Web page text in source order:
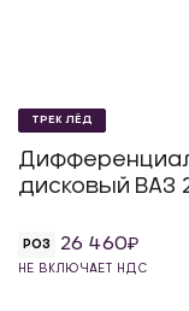
ТРЕК ЛЁД
дисковый ВАЗ
РОЗ 26 460
НЕ ВКЛЮЧАЕТ НДС